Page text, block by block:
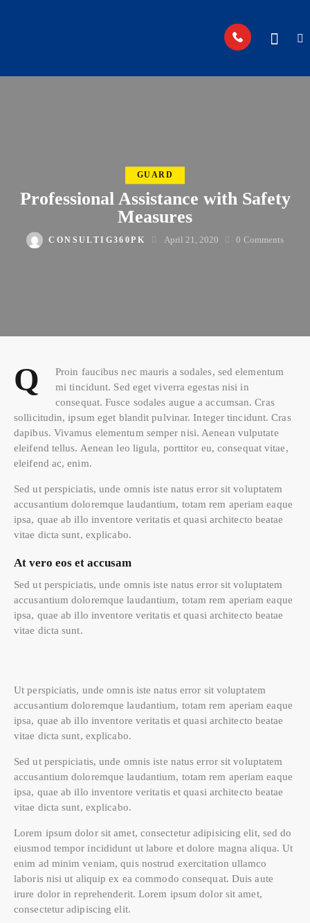
GUARD
Professional Assistance with Safety
Measures
CONSULTIG360PK April 21, 2020 0 Comments
Q
Proin faucibus nec mauris a sodales, sed elementum
mi tincidunt. Sed eget viverra egestas nisi in
consequat. Fusce sodales augue a accumsan. Cras
sollicitudin, ipsum eget blandit pulvinar. Integer tincidunt. Cras
dapibus. Vivamus elementum semper nisi. Aenean vulputate
eleifend tellus. Aenean leo ligula, porttitor eu, consequat vitae,
eleifend ac, enim.
Sed ut perspiciatis, unde omnis iste natus error sit voluptatem
accusantium doloremque laudantium, totam rem aperiam eaque
ipsa, quae ab illo inventore veritatis et quasi architecto beatae
vitae dicta sunt, explicabo.
At vero eos et accusam
Sed ut perspiciatis, unde omnis iste natus error sit voluptatem
accusantium doloremque laudantium, totam rem aperiam eaque
ipsa, quae ab illo inventore veritatis et quasi architecto beatae
vitae dicta sunt.
Ut perspiciatis, unde omnis iste natus error sit voluptatem
accusantium doloremque laudantium, totam rem aperiam eaque
ipsa, quae ab illo inventore veritatis et quasi architecto beatae
vitae dicta sunt, explicabo.
Sed ut perspiciatis, unde omnis iste natus error sit voluptatem
accusantium doloremque laudantium, totam rem aperiam eaque
ipsa, quae ab illo inventore veritatis et quasi architecto beatae
vitae dicta sunt, explicabo.
Lorem ipsum dolor sit amet, consectetur adipisicing elit, sed do
eiusmod tempor incididunt ut labore et dolore magna aliqua. Ut
enim ad minim veniam, quis nostrud exercitation ullamco
laboris nisi ut aliquip ex ea commodo consequat. Duis aute
irure dolor in reprehenderit. Lorem ipsum dolor sit amet,
consectetur adipiscing elit.